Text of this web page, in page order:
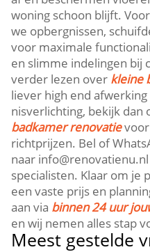
woning schoon blijft.​
we opbergnissen,
voor maximale
en slimme indelingen bij
verder lezen over kleine
liever high end
nisverlichting, bekijk dan
badkamer renovatievoor
richtprijzen.​ Bel of
naar
specialisten.​ Klaar om je
een vaste prijs en
aan via binnen 24 uur
en wij nemen alles stap
Meest gestelde